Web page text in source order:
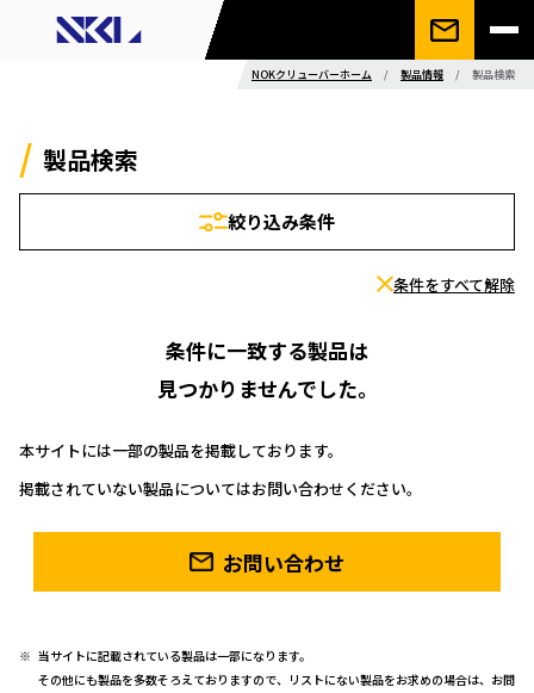
NOKクリューバーホーム / 製品情報 / 製品検索
製品検索
絞り込み条件
条件をすべて解除
条件に一致する製品は
見つかりませんでした。
本サイトには一部の製品を掲載しております。
掲載されていない製品についてはお問い合わせください。
お問い合わせ
当サイトに記載されている製品は一部になります。
その他にも製品を多数そろえておりますので、リストにない製品をお求めの場合は、お問